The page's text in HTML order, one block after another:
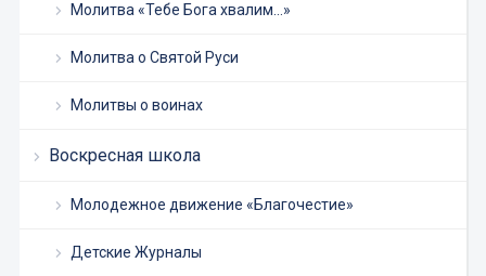
Молитва «Тебе Бога хвалим…»
Молитва о Святой Руси
Молитвы о воинах
Воскресная школа
Молодежное движение «Благочестие»
Детские Журналы